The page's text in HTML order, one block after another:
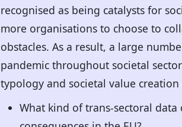
recognised as being catalysts for
more organisations to choose to
obstacles. As a result, a large
pandemic throughout societal
typology and societal value
What kind of trans-sectoral